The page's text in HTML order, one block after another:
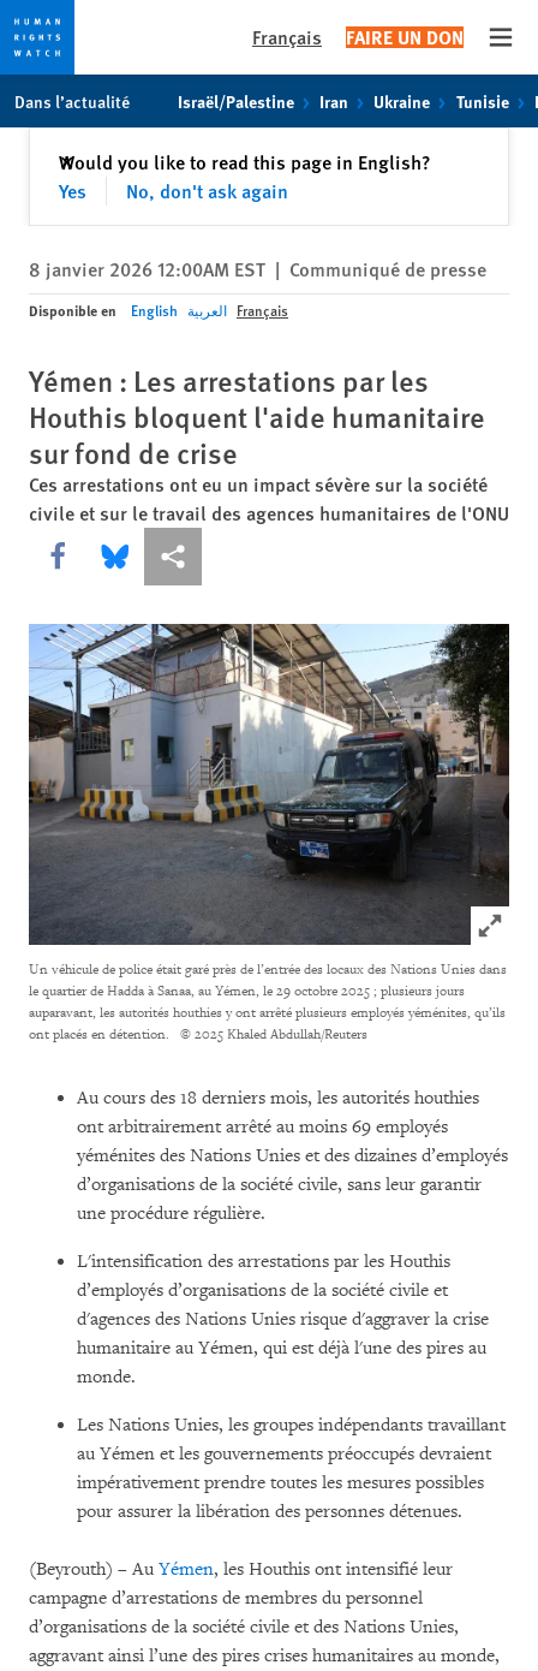
toto
content
Français FAIRE UN DON
Dans l’actualité Israël/Palestine Iran Ukraine Tunisie
Would you like to read this page in English?
Yes
No, don't ask again
✕Fermer
8 janvier 2026 12:00AM EST | Communiqué de presse
Disponible en English العربية Français
Yémen : Les arrestations par les
Houthis bloquent l'aide humanitaire
sur fond de crise
Ces arrestations ont eu un impact sévère sur la société
civile et sur le travail des agences humanitaires de l'ONU
Share this via Facebook
Share this via Bluesky
Share this via Partagez
Click
Un véhicule de police était garé près de l’entrée des locaux des Nations Unies dans
le quartier de Hadda à Sanaa, au Yémen, le 29 octobre 2025 ; plusieurs jours
auparavant, les autorités houthies y ont arrêté plusieurs employés yéménites, qu’ils
ont placés en détention.
© 2025 Khaled Abdullah/Reuters
Au cours des 18 derniers mois, les autorités houthies
ont arbitrairement arrêté au moins 69 employés
yéménites des Nations Unies et des dizaines d’employés
d’organisations de la société civile, sans leur garantir
une procédure régulière.
L'intensification des arrestations par les Houthis
d’employés d’organisations de la société civile et
d'agences des Nations Unies risque d'aggraver la crise
humanitaire au Yémen, qui est déjà l'une des pires au
monde.
Les Nations Unies, les groupes indépendants travaillant
au Yémen et les gouvernements préoccupés devraient
impérativement prendre toutes les mesures possibles
pour assurer la libération des personnes détenues.
(Beyrouth) – Au Yémen, les Houthis ont intensifié leur
campagne d’arrestations de membres du personnel
d’organisations de la société civile et des Nations Unies,
aggravant ainsi l’une des pires crises humanitaires au monde,